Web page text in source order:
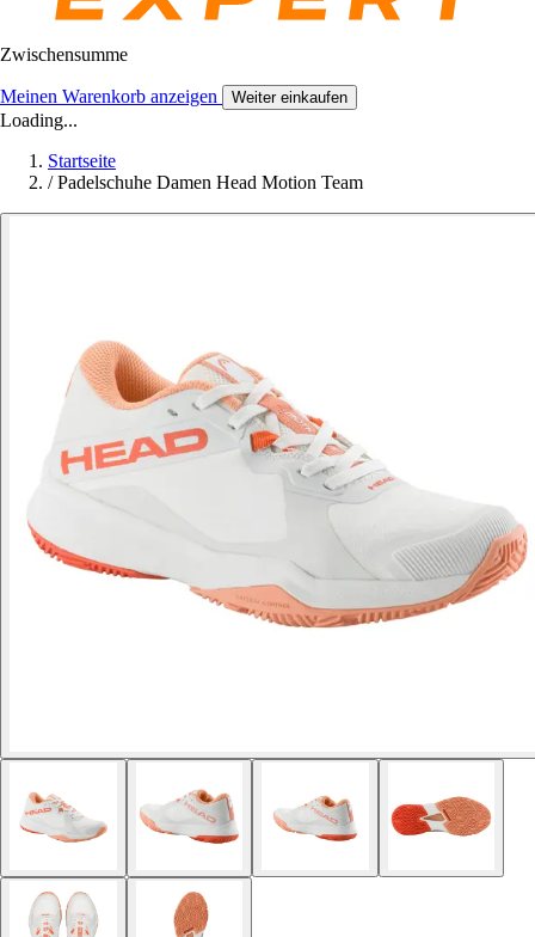
Zwischensumme
Meinen Warenkorb anzeigen Weiter einkaufen
Loading...
Startseite
/ Padelschuhe Damen Head Motion Team